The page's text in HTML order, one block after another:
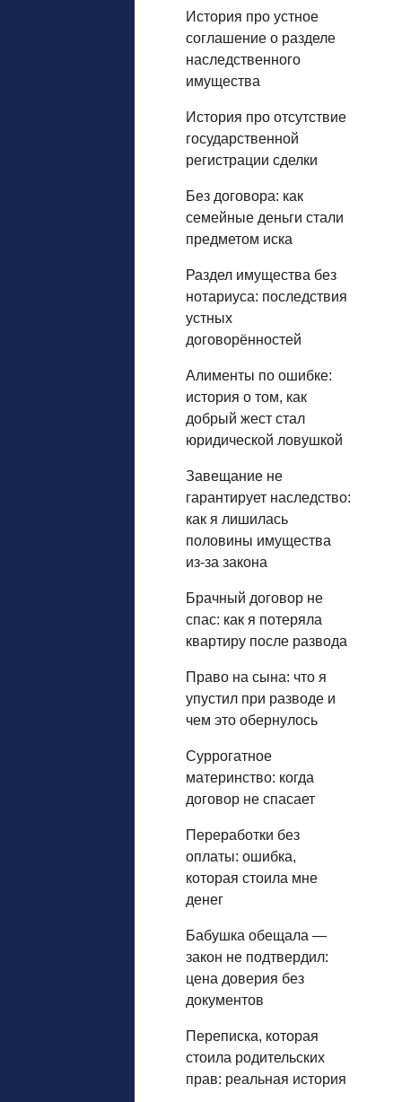
История про устное
соглашение о разделе
наследственного
имущества
История про отсутствие
государственной
регистрации сделки
Без договора: как
семейные деньги стали
предметом иска
Раздел имущества без
нотариуса: последствия
устных
договорённостей
Алименты по ошибке:
история о том, как
добрый жест стал
юридической ловушкой
Завещание не
гарантирует наследство:
как я лишилась
половины имущества
из‑за закона
Брачный договор не
спас: как я потеряла
квартиру после развода
Право на сына: что я
упустил при разводе и
чем это обернулось
Суррогатное
материнство: когда
договор не спасает
Переработки без
оплаты: ошибка,
которая стоила мне
денег
Бабушка обещала —
закон не подтвердил:
цена доверия без
документов
Переписка, которая
стоила родительских
прав: реальная история